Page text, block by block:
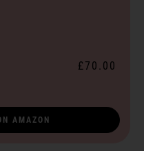
£70.00
AMAZON